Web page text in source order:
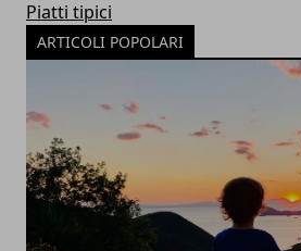
Piatti tipici
ARTICOLI POPOLARI